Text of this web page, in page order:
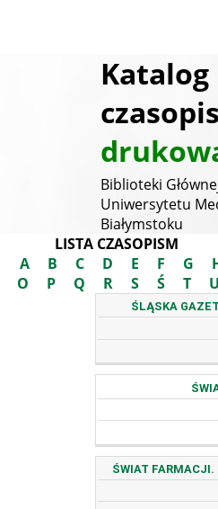
Katalog
Biblioteki
Uniwersytetu
Białymstoku
LISTA CZASOPISM
A
B C D E F G
O
P Q R S Ś T U
TYTUŁ
ŚLĄSKA
ŚWIAT